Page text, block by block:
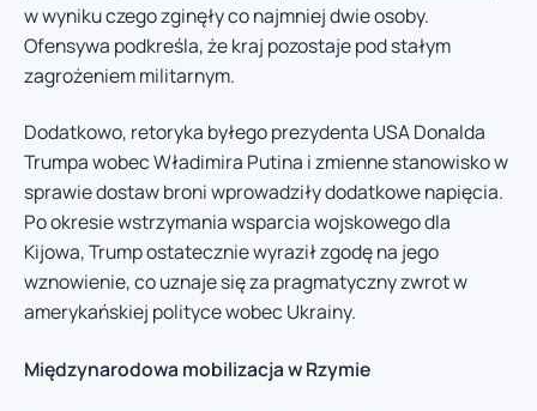
w wyniku czego zginęły co najmniej dwie osoby.
Ofensywa podkreśla, że kraj pozostaje pod stałym
zagrożeniem militarnym.
Dodatkowo, retoryka byłego prezydenta USA Donalda
Trumpa wobec Władimira Putina i zmienne stanowisko w
sprawie dostaw broni wprowadziły dodatkowe napięcia.
Po okresie wstrzymania wsparcia wojskowego dla
Kijowa, Trump ostatecznie wyraził zgodę na jego
wznowienie, co uznaje się za pragmatyczny zwrot w
amerykańskiej polityce wobec Ukrainy.
Międzynarodowa mobilizacja w Rzymie